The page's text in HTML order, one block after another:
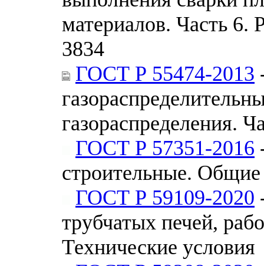
материалов. Часть
3834
ГОСТ Р 55474-2013
газораспределения.
ГОСТ Р 57351-2016
строительные. Общие
ГОСТ Р 59109-2020
трубчатых печей,
Технические условия